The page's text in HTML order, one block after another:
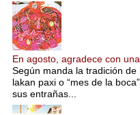
En agosto, agradece con
Según manda la tradición
lakan paxi o “mes de la
sus entrañas...